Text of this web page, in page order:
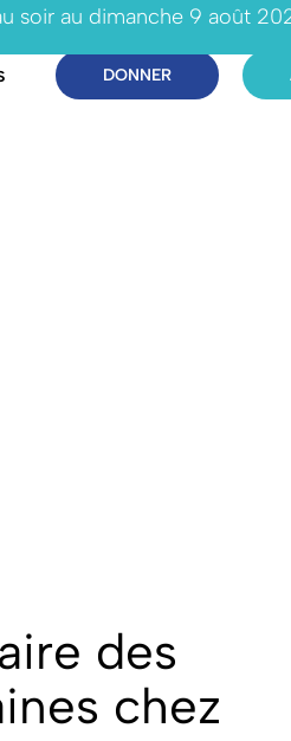
soir au dimanche 9 août
DONNER
des
chez